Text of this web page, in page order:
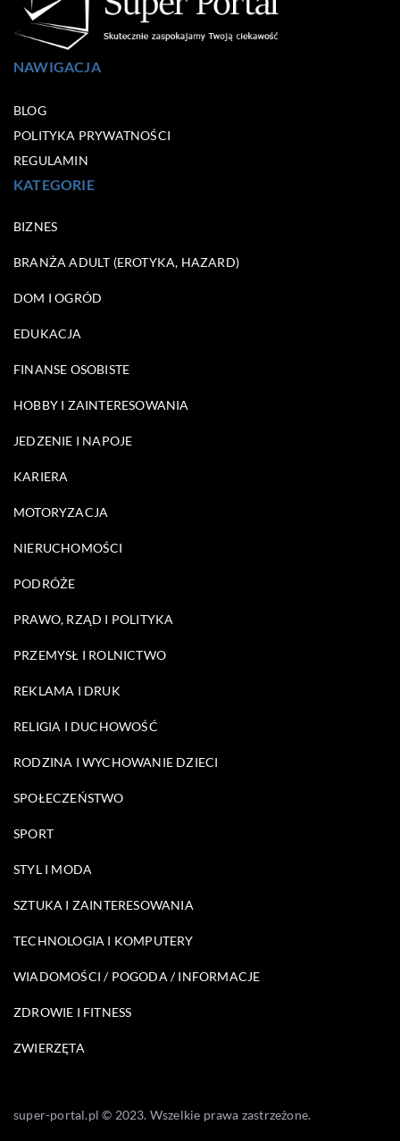
NAWIGACJA
BLOG
POLITYKA PRYWATNOŚCI
REGULAMIN
KATEGORIE
BIZNES
BRANŻA ADULT (EROTYKA, HAZARD)
DOM I OGRÓD
EDUKACJA
FINANSE OSOBISTE
HOBBY I ZAINTERESOWANIA
JEDZENIE I NAPOJE
KARIERA
MOTORYZACJA
NIERUCHOMOŚCI
PODRÓŻE
PRAWO, RZĄD I POLITYKA
PRZEMYSŁ I ROLNICTWO
REKLAMA I DRUK
RELIGIA I DUCHOWOŚĆ
RODZINA I WYCHOWANIE DZIECI
SPOŁECZEŃSTWO
SPORT
STYL I MODA
SZTUKA I ZAINTERESOWANIA
TECHNOLOGIA I KOMPUTERY
WIADOMOŚCI / POGODA / INFORMACJE
ZDROWIE I FITNESS
ZWIERZĘTA
super-portal.pl © 2023. Wszelkie prawa zastrzeżone.